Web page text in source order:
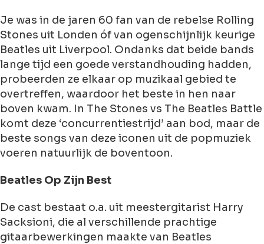
Je was in de jaren 60 fan van de rebelse Rolling
Stones uit Londen óf van ogenschijnlijk keurige
Beatles uit Liverpool. Ondanks dat beide bands
lange tijd een goede verstandhouding hadden,
probeerden ze elkaar op muzikaal gebied te
overtreffen, waardoor het beste in hen naar
boven kwam. In The Stones vs The Beatles Battle
komt deze ‘concurrentiestrijd’ aan bod, maar de
beste songs van deze iconen uit de popmuziek
voeren natuurlijk de boventoon.
Beatles Op Zijn Best
De cast bestaat o.a. uit meestergitarist Harry
Sacksioni, die al verschillende prachtige
gitaarbewerkingen maakte van Beatles